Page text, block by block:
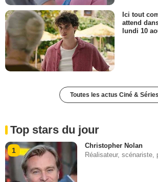
Ici tout
attend
lundi 10
Toutes les actus Ciné & Séries
Top stars du jour
1
Christopher Nolan
Réalisateur, scénariste,